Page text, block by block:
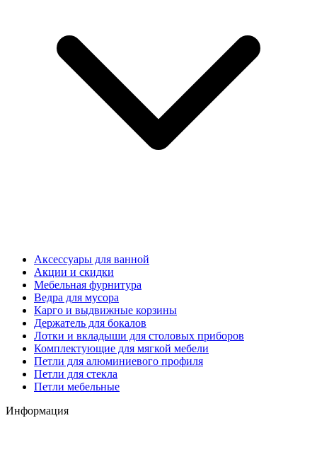
Аксессуары для ванной
Акции и скидки
Мебельная фурнитура
Ведра для мусора
Карго и выдвижные корзины
Держатель для бокалов
Лотки и вкладыши для столовых приборов
Комплектующие для мягкой мебели
Петли для алюминиевого профиля
Петли для стекла
Петли мебельные
Информация